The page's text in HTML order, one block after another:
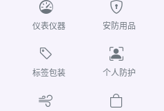
仪表仪器 安防用品
标签包装 个人防护